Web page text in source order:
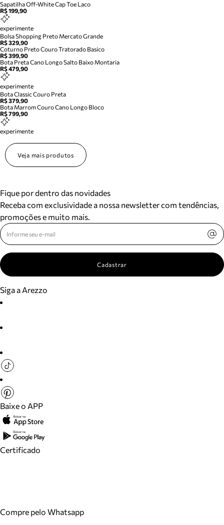
Sapatilha Off-White Cap Toe Laco
R$ 199,90
experimente
Bolsa Shopping Preto Mercato Grande
R$ 329,90
Coturno Preto Couro Tratorado Basico
R$ 399,90
Bota Preta Cano Longo Salto Baixo Montaria
R$ 479,90
experimente
Bota Classic Couro Preta
R$ 379,90
Bota Marrom Couro Cano Longo Bloco
R$ 799,90
experimente
Veja mais produtos
Fique por dentro das novidades
Receba com exclusividade a nossa newsletter com tendências,
promoções e muito mais.
Cadastrar
Siga a Arezzo
Baixe o APP
Certificado
Compre pelo Whatsapp